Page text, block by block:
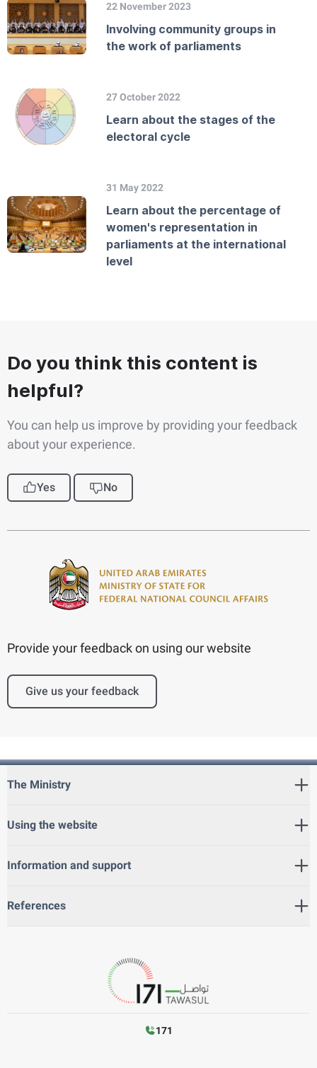
22 November 2023
Involving community groups in
the work of parliaments
27 October 2022
Learn about the stages of the
electoral cycle
31 May 2022
Learn about the percentage of
women's representation in
parliaments at the international
level
Do you think this content is
helpful?
You can help us improve by providing your feedback
about your experience.
Yes No
Provide your feedback on using our website
Give us your feedback
The Ministry
Using the website
Information and support
References
171